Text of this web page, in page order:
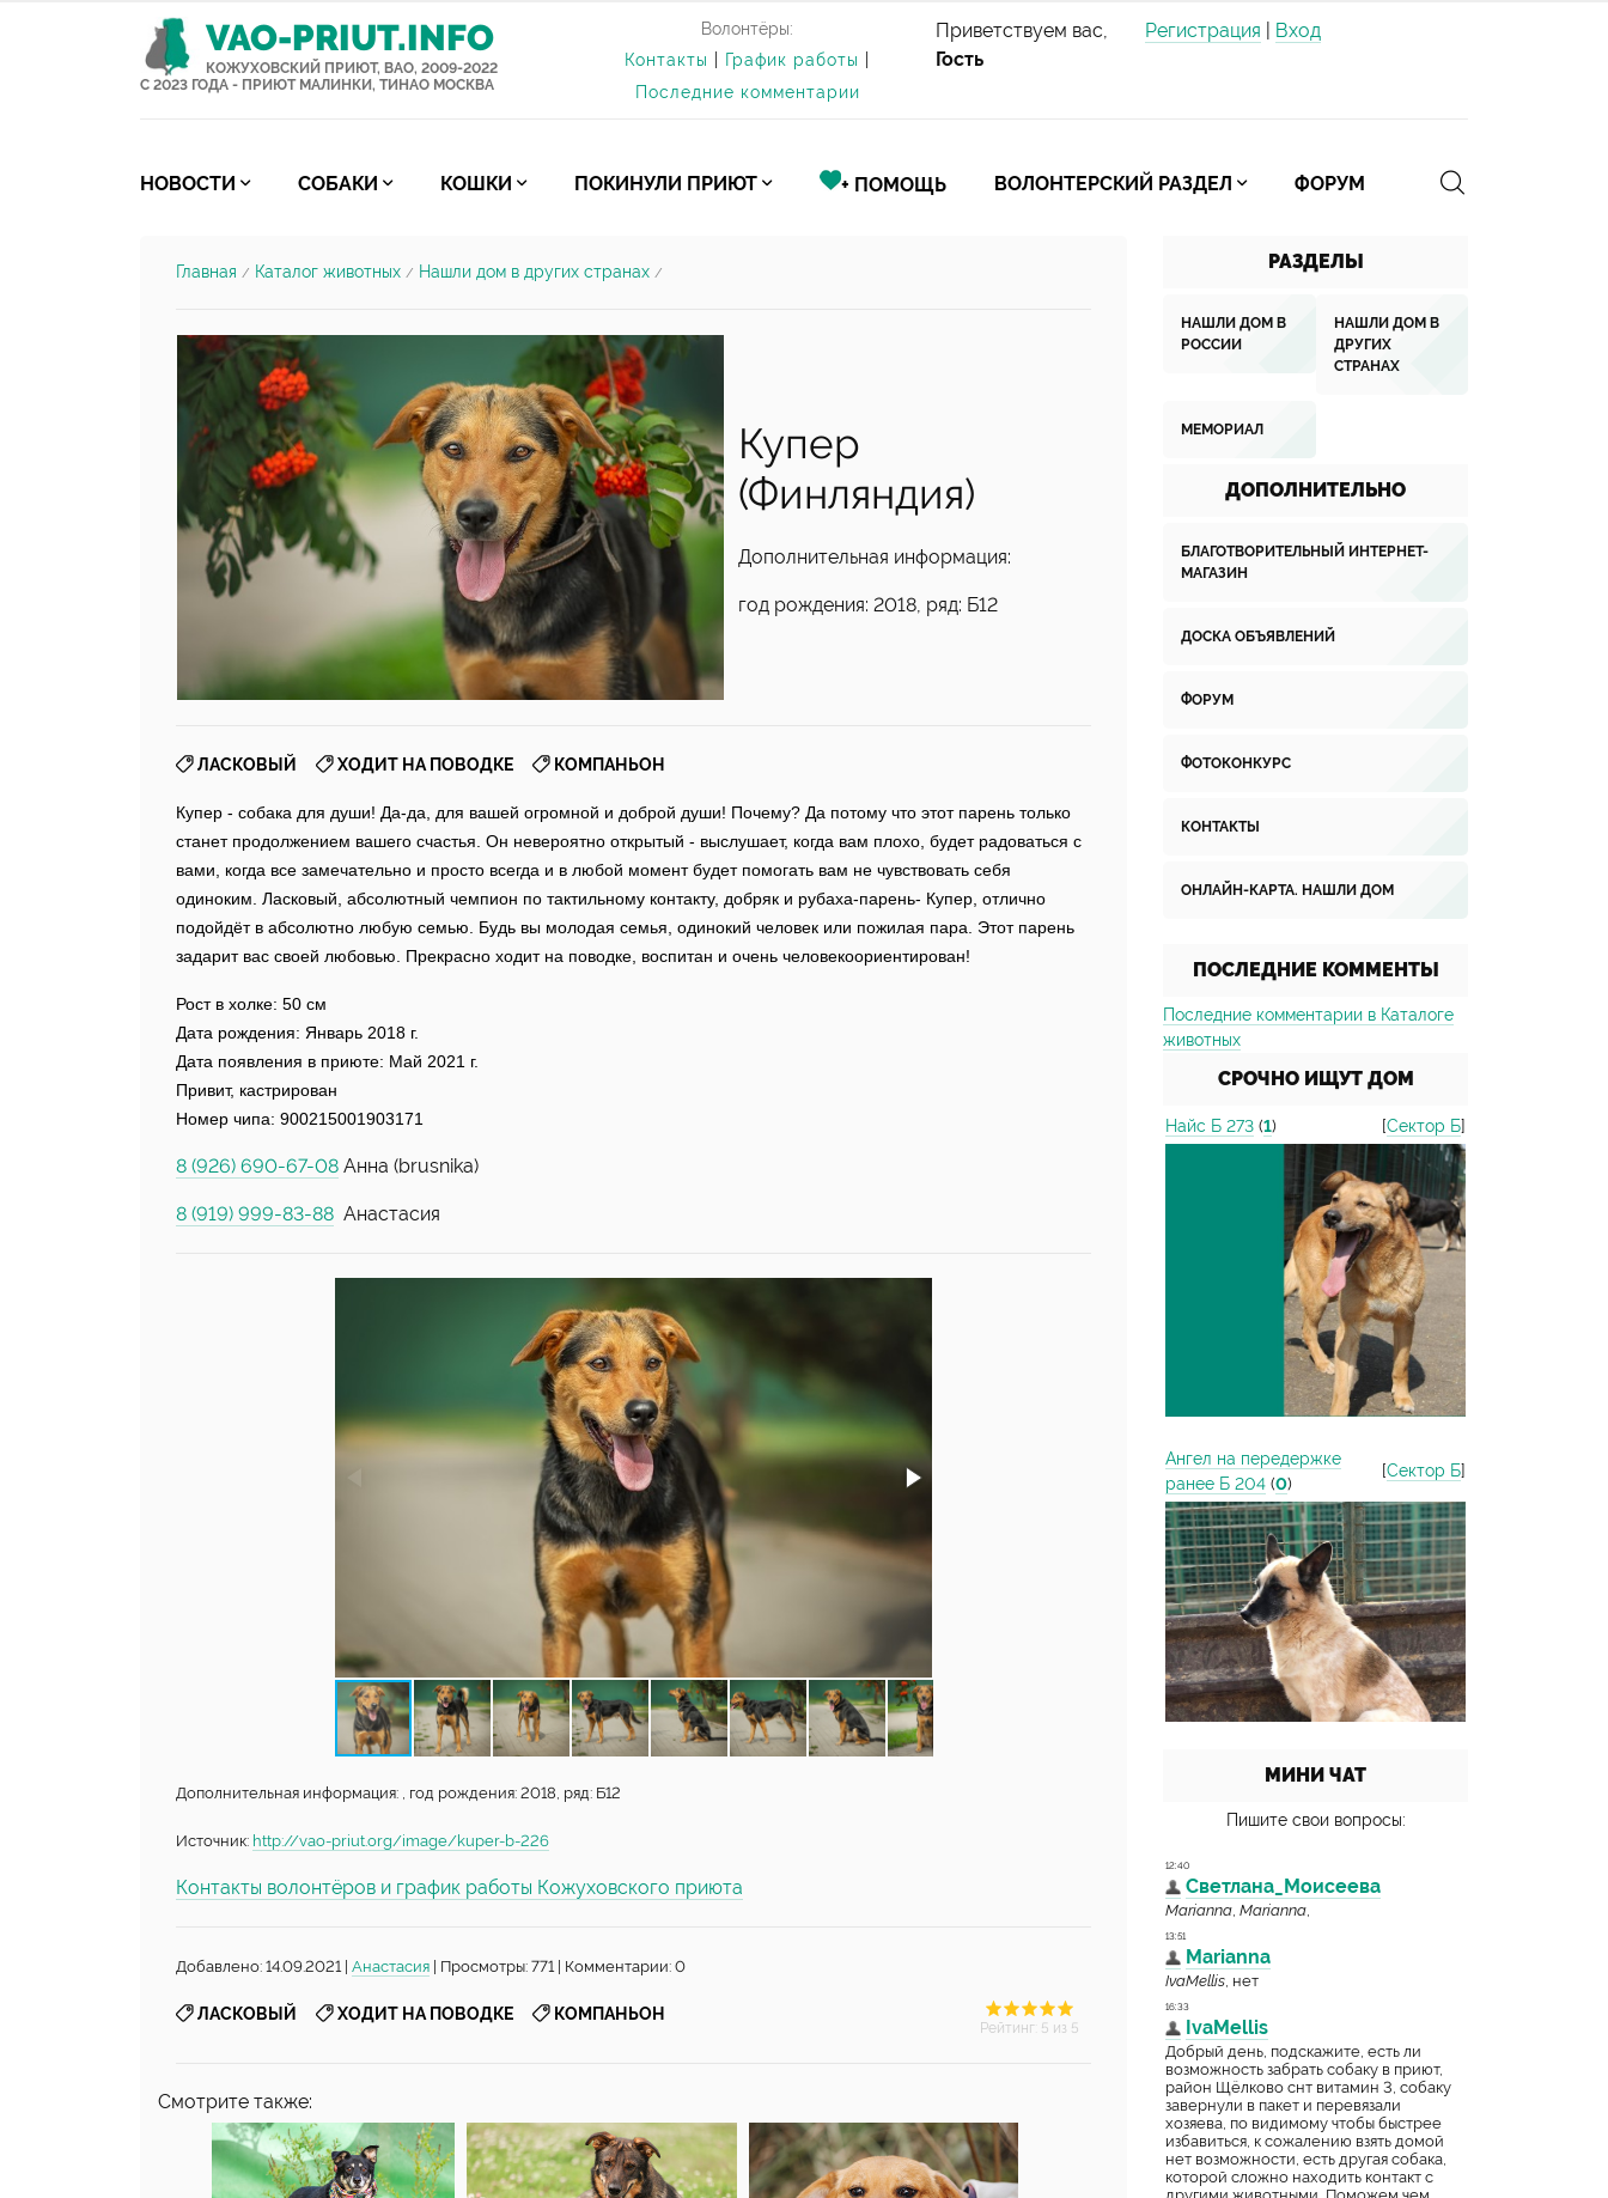
VAO-PRIUT.INFO
КОЖУХОВСКИЙ ПРИЮТ, ВАО, 2009-2022
С 2023 ГОДА - ПРИЮТ МАЛИНКИ, ТИНАО МОСКВА
Волонтёры:
Контакты
График работы
Последние комментарии
Приветствуем вас,
Гость
Регистрация Вход
НОВОСТИ СОБАКИ КОШКИ ПОКИНУЛИ ПРИЮТ + ПОМОЩЬ ВОЛОНТЕРСКИЙ РАЗДЕЛ ФОРУМ
Главная / Каталог животных / Нашли дом в других странах /
Купер
(Финляндия)
Дополнительная информация:
год рождения: 2018, ряд: Б12
ЛАСКОВЫЙ ХОДИТ НА ПОВОДКЕ КОМПАНЬОН
Купер - собака для души! Да-да, для вашей огромной и доброй души! Почему? Да потому что этот парень только
станет продолжением вашего счастья. Он невероятно открытый - выслушает, когда вам плохо, будет радоваться с
вами, когда все замечательно и просто всегда и в любой момент будет помогать вам не чувствовать себя
одиноким. Ласковый, абсолютный чемпион по тактильному контакту, добряк и рубаха-парень- Купер, отлично
подойдёт в абсолютно любую семью. Будь вы молодая семья, одинокий человек или пожилая пара. Этот парень
задарит вас своей любовью. Прекрасно ходит на поводке, воспитан и очень человекоориентирован!
Рост в холке: 50 см
Дата рождения: Январь 2018 г.
Дата появления в приюте: Май 2021 г.
Привит, кастрирован
Номер чипа: 900215001903171
8 (926) 690-67-08 Анна (brusnika)
8 (919) 999-83-88 Анастасия
Дополнительная информация: , год рождения: 2018, ряд: Б12
Источник: http://vao-priut.org/image/kuper-b-226
Контакты волонтёров и график работы Кожуховского приюта
Добавлено: 14.09.2021 | Анастасия | Просмотры: 771 | Комментарии: 0
ЛАСКОВЫЙ ХОДИТ НА ПОВОДКЕ КОМПАНЬОН
Рейтинг 5 из 5
Смотрите также:
РАЗДЕЛЫ
НАШЛИ ДОМ В
РОССИИ
НАШЛИ ДОМ В
ДРУГИХ
СТРАНАХ
МЕМОРИАЛ
ДОПОЛНИТЕЛЬНО
БЛАГОТВОРИТЕЛЬНЫЙ ИНТЕРНЕТ-
МАГАЗИН
ДОСКА ОБЪЯВЛЕНИЙ
ФОРУМ
ФОТОКОНКУРС
КОНТАКТЫ
ОНЛАЙН-КАРТА. НАШЛИ ДОМ
ПОСЛЕДНИЕ КОММЕНТЫ
Последние комментарии в Каталоге
животных
СРОЧНО ИЩУТ ДОМ
Найс Б 273 (1) [Сектор Б]
Ангел на передержке
ранее Б 204 (0)
[Сектор Б]
МИНИ ЧАТ
Пишите свои вопросы: